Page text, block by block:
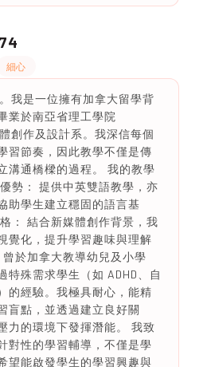
細心
我是一位擁有加拿大留學背
業於南亞省理工學院
創作及設計系。我深信每個
習節奏，因此教學不僅是傳
溝通橋樑的過程。 我的教學
勢： 提供中英雙語教學，亦
助學生建立穩固的語言基
： 結合新媒體創作背景，我
覺化，提升學習趣味與理解
於加拿大教導幼兒及小學
特殊需求學生（如 ADHD、自
的經驗。我極具耐心，能精
盲點，並透過建立良好關
力的環境下發揮潛能。 我致
對性的學習輔導，不僅是學
望能啟發學生的學習興趣與